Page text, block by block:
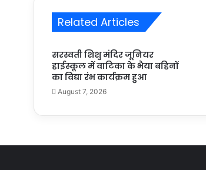
Related Articles
सरस्वती शिशु मंदिर जूनियर
हाईस्कूल में वाटिका के भैया बहिनों
का विद्या रंभ कार्यक्रम हुआ
August 7, 2026